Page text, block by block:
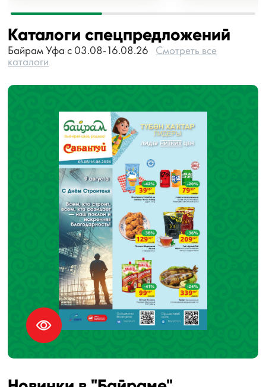
Каталоги спецпредложений
Байрам Уфа с 03.08-16.08.26 Смотреть все
каталоги